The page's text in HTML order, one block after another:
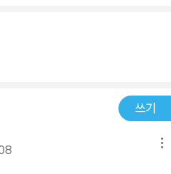
길 요소가 많아진다.[미스터리
‘레이먼드 챈들러 전집’, ‘긴다이치
션’ 등을 기획 및 편집했다. 국내
유명한 ‘하우 미스터리’리 또한
’ 장르에 있어서 만큼은 국내 최
쓰기